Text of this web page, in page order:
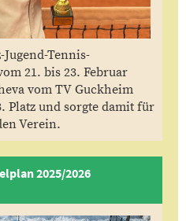
Tennis-
21. bis 23. Februar
vom TV Guckheim
Platz und sorgte damit für
Verein.
2025/2026